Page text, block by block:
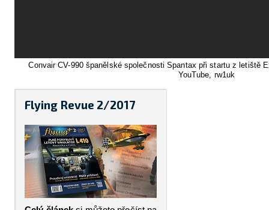
Convair CV-990 španělské společnosti Spantax při startu z letiště
YouTube, rw1uk
Flying Revue 2/2017